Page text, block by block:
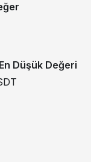
Düşük Değeri